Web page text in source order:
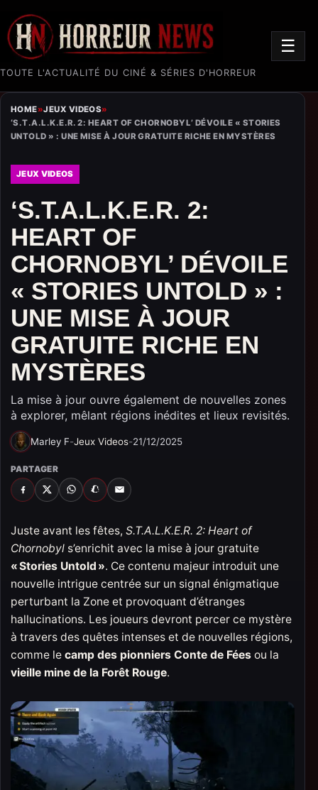
TOUTE L'ACTUALITÉ DU CINÉ & SÉRIES D'HORREUR
☰
HOME»JEUX VIDEOS»
‘S.T.A.L.K.E.R. 2: HEART OF CHORNOBYL’ DÉVOILE « STORIES
UNTOLD » : UNE MISE À JOUR GRATUITE RICHE EN MYSTÈRES
JEUX VIDEOS
‘S.T.A.L.K.E.R. 2:
HEART OF
CHORNOBYL’ DÉVOILE
« STORIES UNTOLD » :
UNE MISE À JOUR
GRATUITE RICHE EN
MYSTÈRES
La mise à jour ouvre également de nouvelles zones
à explorer, mêlant régions inédites et lieux revisités.
Marley F-Jeux Videos-21/12/2025
PARTAGER
FACEBOOK
X WHATSAPP
SNAPCHAT
EMAIL
Juste avant les fêtes, S.T.A.L.K.E.R. 2: Heart of
Chornobyl s’enrichit avec la mise à jour gratuite
« Stories Untold ». Ce contenu majeur introduit une
nouvelle intrigue centrée sur un signal énigmatique
perturbant la Zone et provoquant d’étranges
hallucinations. Les joueurs devront percer ce mystère
à travers des quêtes intenses et de nouvelles régions,
comme le camp des pionniers Conte de Fées ou la
vieille mine de la Forêt Rouge.